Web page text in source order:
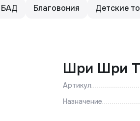
БАД Благовония Детские
Шри Шри
Артикул
Назначение